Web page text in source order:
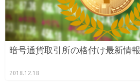
暗号通貨取引所の格付け最新情
2018.12.18